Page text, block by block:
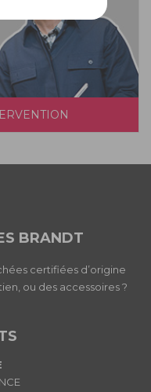
BRANDT
certifiées d’origine
ou des accessoires ?